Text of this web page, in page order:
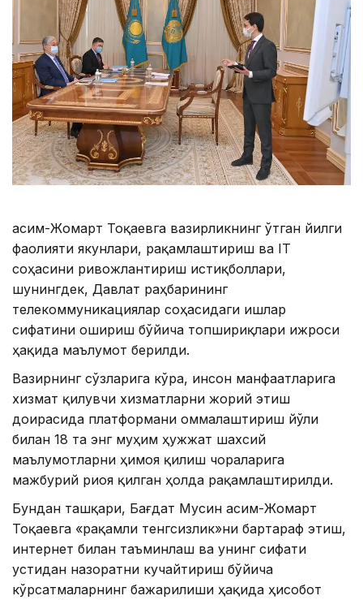
Қасим-Жомарт Тоқаевга вазирликнинг ўтган йилги
фаолияти якунлари, рақамлаштириш ва IТ
соҳасини ривожлантириш истиқболлари,
шунингдек, Давлат раҳбарининг
телекоммуникациялар соҳасидаги ишлар
сифатини ошириш бўйича топшириқлари ижроси
ҳақида маълумот берилди.
Вазирнинг сўзларига кўра, инсон манфаатларига
хизмат қилувчи хизматларни жорий этиш
доирасида платформани оммалаштириш йўли
билан 18 та энг муҳим ҳужжат шахсий
маълумотларни ҳимоя қилиш чораларига
мажбурий риоя қилган ҳолда рақамлаштирилди.
Бундан ташқари, Бағдат Мусин Қасим-Жомарт
Тоқаевга «рақамли тенгсизлик»ни бартараф этиш,
интернет билан таъминлаш ва унинг сифати
устидан назоратни кучайтириш бўйича
кўрсатмаларнинг бажарилиши ҳақида ҳисобот